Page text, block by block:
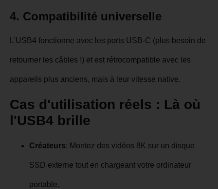
4. Compatibilité universelle
L'USB4 fonctionne avec les ports USB-C (plus besoin de
retourner les câbles !) et est rétrocompatible avec les
appareils plus anciens, mais à leur vitesse native.
Cas d'utilisation réels : Là où
l'USB4 brille
Créateurs: Montez des vidéos 8K sur un disque
SSD externe tout en chargeant votre ordinateur
portable.